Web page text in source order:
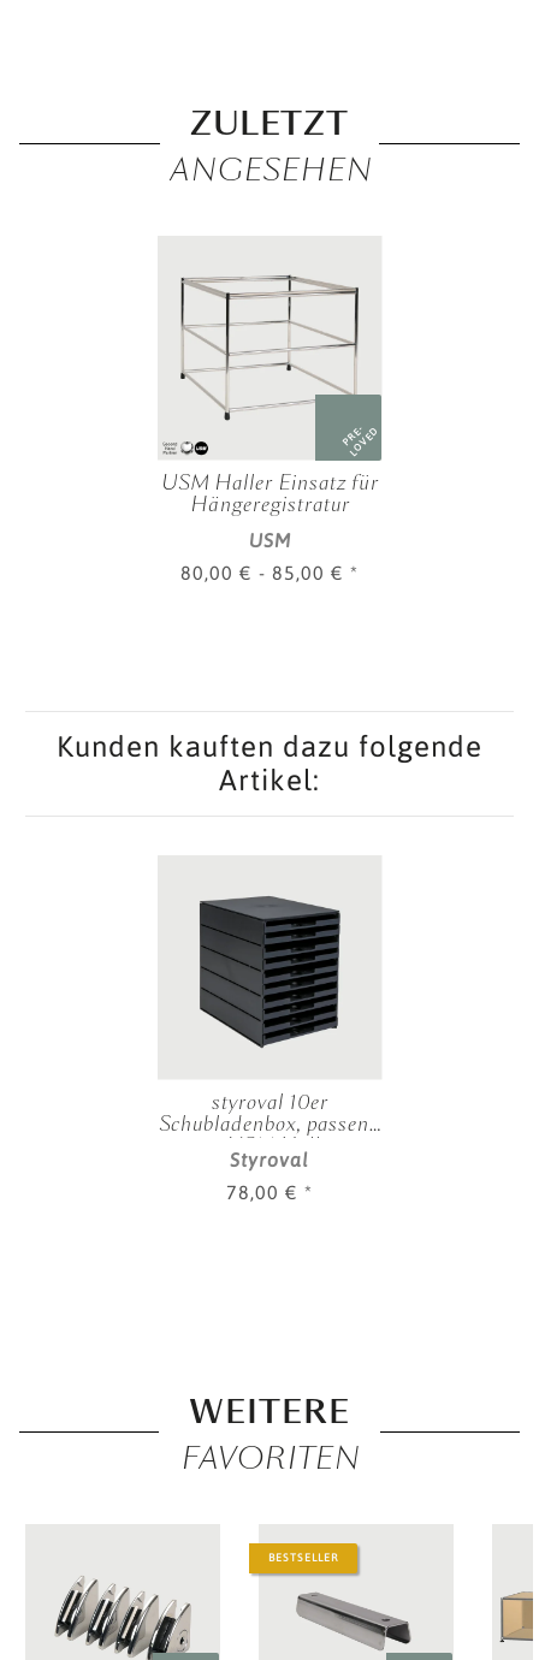
ZULETZT
ANGESEHEN
PRE-
LOVED
USM Haller Einsatz für
Hängeregistratur
USM
80,00 € - 85,00 € *
Kunden kauften dazu folgende
Artikel:
styroval 10er
Schubladenbox, passend
zu USM Haller
Styroval
78,00 € *
WEITERE
FAVORITEN
BESTSELLER